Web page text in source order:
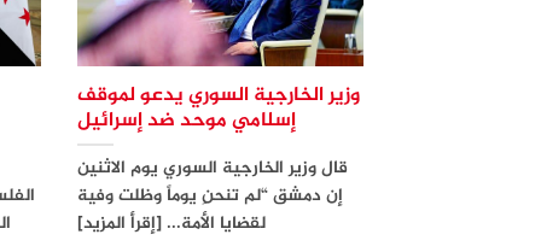
وزير الخارجية السوري يدعو لموقف
إسلامي موحد ضد إسرائيل
قال وزير الخارجية السوري يوم الاثنين
إن دمشق “لم تنحنِ يوماً وظلت وفية
لقضايا الأمة... [إقرأ المزيد]